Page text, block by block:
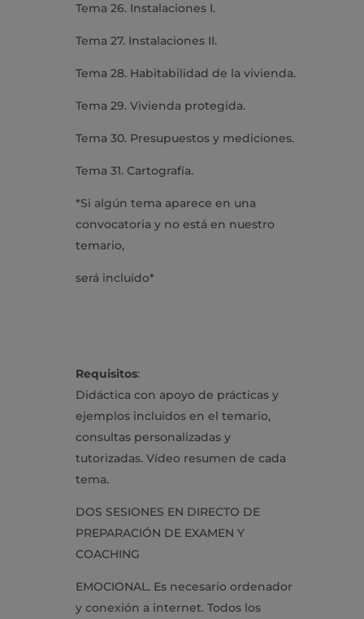
Tema 26. Instalaciones I.
Tema 27. Instalaciones II.
Tema 28. Habitabilidad de la vivienda.
Tema 29. Vivienda protegida.
Tema 30. Presupuestos y mediciones.
Tema 31. Cartografía.
*Si algún tema aparece en una
convocatoria y no está en nuestro
temario,
será incluido*
Requisitos:
Didáctica con apoyo de prácticas y
ejemplos incluidos en el temario,
consultas personalizadas y
tutorizadas. Vídeo resumen de cada
tema.
DOS SESIONES EN DIRECTO DE
PREPARACIÓN DE EXAMEN Y
COACHING
EMOCIONAL. Es necesario ordenador
y conexión a internet. Todos los